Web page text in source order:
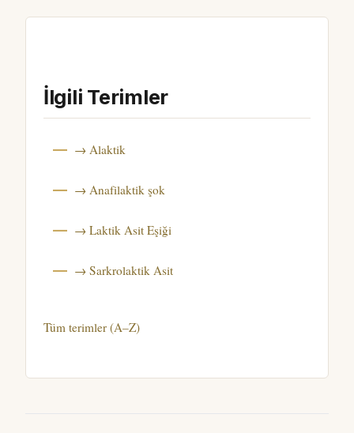
İlgili Terimler
→ Alaktik
→ Anafilaktik şok
→ Laktik Asit Eşiği
→ Sarkrolaktik Asit
Tüm terimler (A–Z)